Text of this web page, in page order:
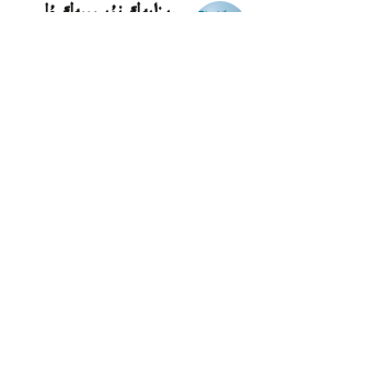
ريزابەك نۇسىپبەك ۇلى